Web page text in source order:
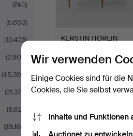
(740)
(5.653)
(10.423)
(2.900)
(45.395)
(21.376)
(8.622)
(19.108)
KERSTIN HÖRLIN-
"Skrindan"…
Beendet 3. Aug 2026
401 USD
Wir verwenden
Einige Cookies sind für die
Cookies, die Sie selbst
Inhalte und Funktionen